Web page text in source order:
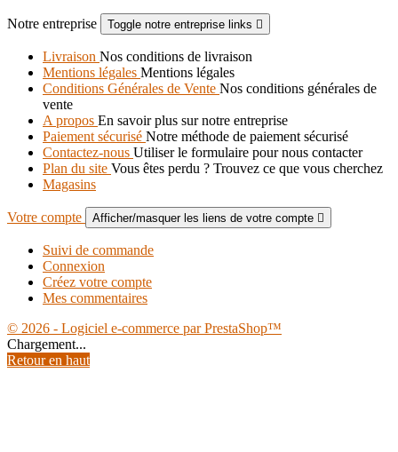
Notre entreprise Toggle notre entreprise links 
Livraison Nos conditions de livraison
Mentions légales Mentions légales
Conditions Générales de Vente Nos conditions générales de
vente
A propos En savoir plus sur notre entreprise
Paiement sécurisé Notre méthode de paiement sécurisé
Contactez-nous Utiliser le formulaire pour nous contacter
Plan du site Vous êtes perdu ? Trouvez ce que vous cherchez
Magasins
Votre compte Afficher/masquer les liens de votre compte 
Suivi de commande
Connexion
Créez votre compte
Mes commentaires
© 2026 - Logiciel e-commerce par PrestaShop™
Chargement...
Retour en haut